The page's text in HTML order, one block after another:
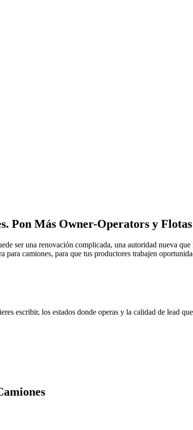
Pon Más Owner-Operators y
ser una renovación complicada, una autoridad nueva
para camiones, para que tus productores trabajen
escribir, los estados donde operas y la calidad de lead